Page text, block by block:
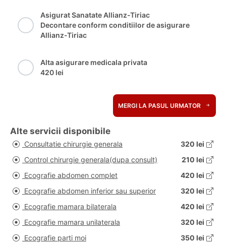
Asigurat Sanatate Allianz-Tiriac
Decontare conform conditiilor de asigurare
Allianz-Tiriac
Alta asigurare medicala privata
420 lei
MERGI LA PASUL URMATOR
Alte servicii disponibile
Consultatie chirurgie generala
320 lei
Control chirurgie generala(dupa consult)
210 lei
Ecografie abdomen complet
420 lei
Ecografie abdomen inferior sau superior
320 lei
Ecografie mamara bilaterala
420 lei
Ecografie mamara unilaterala
320 lei
Ecografie parti moi
350 lei